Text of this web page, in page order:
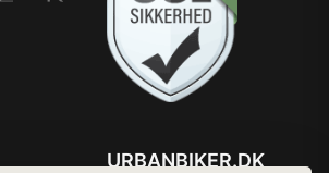
URBANBIKER.DK